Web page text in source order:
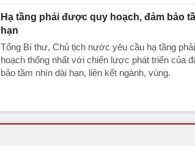
Hạ tầng phải được quy hoạch, đảm bảo
hạn
Tổng Bí thư, Chủ tịch nước yêu cầu hạ tầng
hoạch thống nhất với chiến lược phát triển của
bảo tầm nhìn dài hạn, liên kết ngành, vùng.